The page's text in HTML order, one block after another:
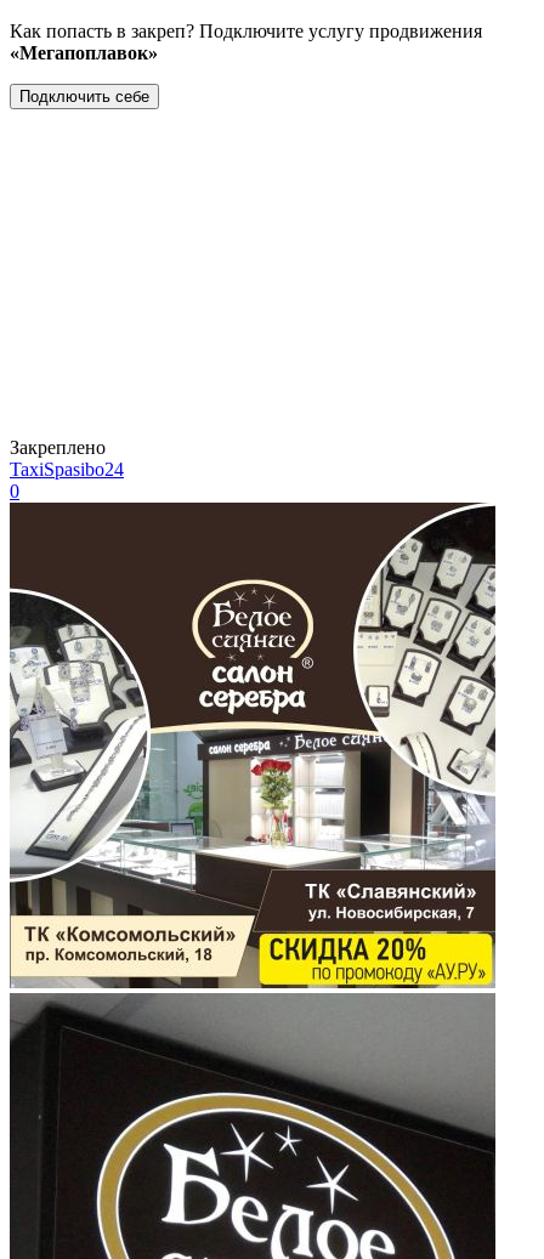
Как попасть в закреп? Подключите услугу продвижения
«Мегапоплавок»
Подключить себе
Закреплено
TaxiSpasibo24
0